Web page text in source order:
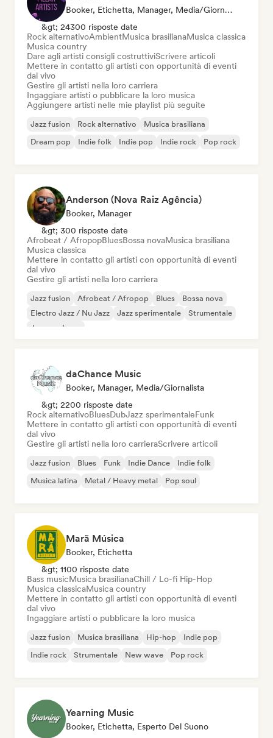
Booker, Etichetta, Manager, Media/Giornalista, Mentore, Curatore Di Playlist
&gt; 24300 risposte date
Rock alternativoAmbientMusica brasilianaMusica classica
Musica country
Dare agli artisti consigli costruttiviScrivere articoli
Mettere in contatto gli artisti con opportunità di eventi
dal vivo
Gestire gli artisti nella loro carriera
Ingaggiare artisti o pubblicare la loro musica
Aggiungere artisti nelle mie playlist più seguite
Jazz fusion Rock alternativo
Musica brasiliana
Dream pop
Indie folk Indie pop Indie rock Pop rock
Anderson (Nova Raiz Agência)
Booker, Manager
&gt; 300 risposte date
Afrobeat / AfropopBluesBossa novaMusica brasiliana
Musica classica
Mettere in contatto gli artisti con opportunità di eventi
dal vivo
Gestire gli artisti nella loro carriera
Jazz fusion Afrobeat / Afropop Blues
Bossa nova
Electro Jazz / Nu Jazz
Jazz sperimentale
Strumentale
Jazz moderno
daChance Music
Booker, Manager, Media/Giornalista
&gt; 2200 risposte date
Rock alternativoBluesDubJazz sperimentaleFunk
Mettere in contatto gli artisti con opportunità di eventi
dal vivo
Gestire gli artisti nella loro carrieraScrivere articoli
Jazz fusion Blues Funk Indie Dance
Indie folk
Musica latina
Metal / Heavy metal Pop soul
Marã Música
Booker, Etichetta
&gt; 1100 risposte date
Bass musicMusica brasilianaChill / Lo-fi Hip-Hop
Musica classicaMusica country
Mettere in contatto gli artisti con opportunità di eventi
dal vivo
Ingaggiare artisti o pubblicare la loro musica
Jazz fusion Musica brasiliana Hip-hop
Indie pop
Indie rock
Strumentale New wave Pop rock
Yearning Music
Booker, Etichetta, Esperto Del Suono